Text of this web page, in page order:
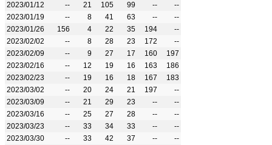
2023/01/12
-- 21 105 99 --
--
2023/01/19
-- 8 41 63 --
--
2023/01/26
156 4 22 35 194
--
2023/02/02
-- 8 28 23 172
--
2023/02/09
-- 9 27 17 160
197
2023/02/16
-- 12 19 16 163
186
2023/02/23
-- 19 16 18 167
183
2023/03/02
-- 20 24 21 197
--
2023/03/09
-- 21 29 23 --
--
2023/03/16
-- 25 27 28 --
--
2023/03/23
-- 33 34 33 --
--
2023/03/30
-- 33 42 37 --
--